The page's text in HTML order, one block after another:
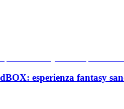
esperienza fantasy